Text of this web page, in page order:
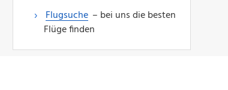
Flugsuche – bei uns die besten
Flüge finden